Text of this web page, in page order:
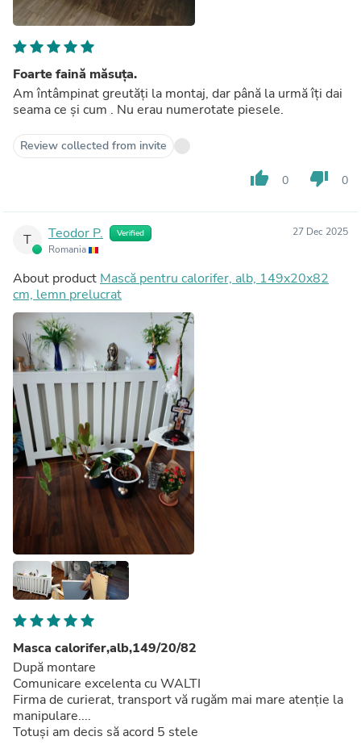
Foarte faină măsuța.
Am întâmpinat greutăți la montaj, dar până la urmă îți dai
seama ce și cum . Nu erau numerotate piesele.
Review collected from invite
thumb_up 0 thumb_down 0
T Teodor P. Verified
Romania
27 Dec 2025
About product Mască pentru calorifer, alb, 149x20x82
cm, lemn prelucrat
Masca calorifer,alb,149/20/82
După montare
Comunicare excelenta cu WALTI
Firma de curierat, transport vă rugăm mai mare atenție la
manipulare....
Totuși am decis să acord 5 stele